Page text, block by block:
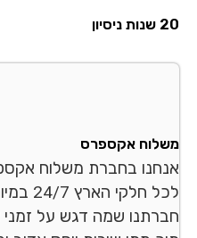
אקספרס
בחברת משלוח אקספרס
הארץ 24/7 במיוחד בשבילכם!
שמה דגש על זמני